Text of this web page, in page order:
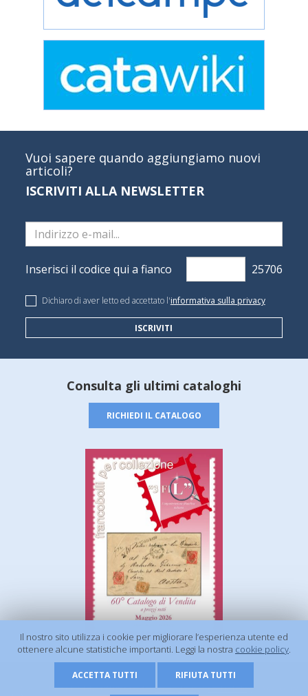
Vuoi sapere quando aggiungiamo nuovi
articoli?
ISCRIVITI ALLA NEWSLETTER
Inserisci il codice qui a fianco
Dichiaro di aver letto ed accettato l'informativa sulla privacy
ISCRIVITI
Consulta gli ultimi cataloghi
RICHIEDI IL CATALOGO
© 2026 - 3 FIL s.r.l. | P.Iva 01506920675 |Privacy Policy|Cookie Policy| Powered by
Il nostro sito utilizza i cookie per migliorare l’esperienza utente ed
ottenere alcune statistiche importanti. Leggi la nostra cookie policy.
ACCETTA TUTTI RIFIUTA TUTTI